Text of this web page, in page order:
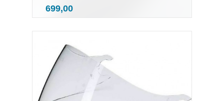
Pris
699,00mva.